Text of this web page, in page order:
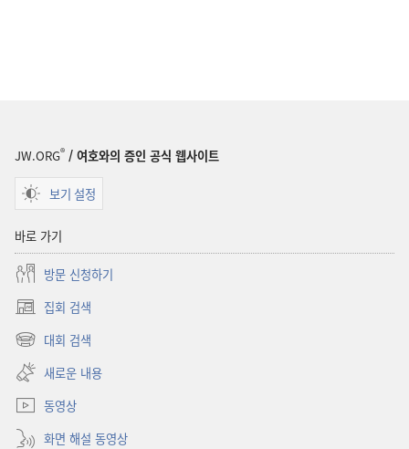
JW.ORG® / 여호와의 증인 공식 웹사이트
보기 설정
바로 가기
방문 신청하기
집회 검색
(새로운
창
대회 검색
(새로운
창
열기)
새로운 내용
동영상
화면 해설 동영상